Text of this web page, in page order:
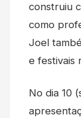
construiu
como
Joel
e festivais
No dia 10